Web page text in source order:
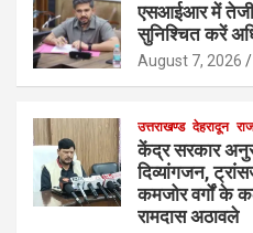
एसआईआर में तेजी
सुनिश्चित करें
August 7, 2026
उत्तराखण्ड देहरादून
केंद्र सरकार
दिव्यांगजन,
कमजोर वर्गों के
रामदास अठावले